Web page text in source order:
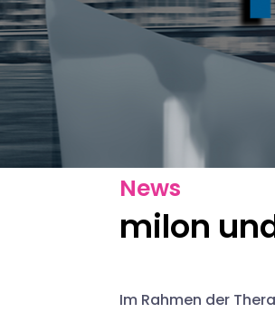
News
milon
Im Rahmen der